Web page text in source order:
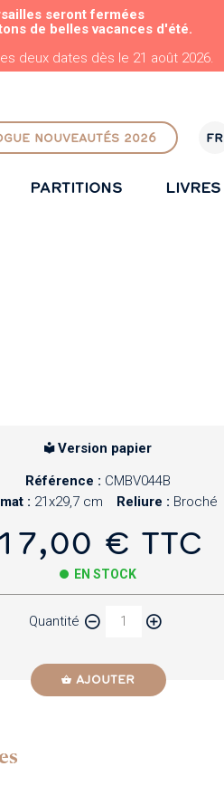
seront fermées
de belles vacances d'été.
deux dates dès le 21 août 2026.
NOUVEAUTÉS 2026 FR
R
PARTITIONS LIVRES
Version papier
Référence : CMBV044B
: 21x29,7 cm Reliure : Broché
€ TTC
EN STOCK
Quantité
AJOUTER